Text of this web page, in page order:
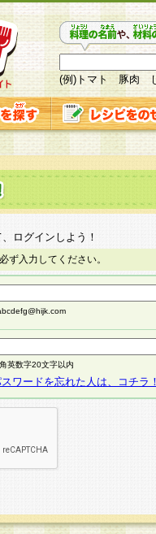
(例)トマト 豚肉
ログインしよう！
ず入力してください。
英数字20文字以内
ワードを忘れた人は、コチラ！